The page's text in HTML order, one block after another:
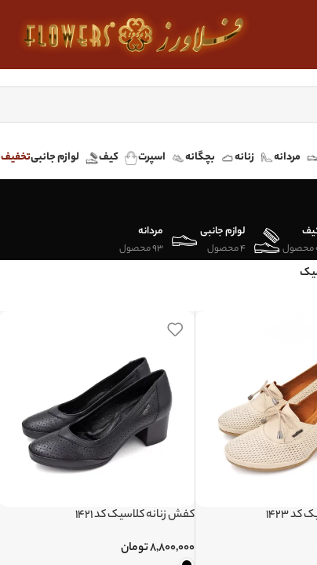
مردانه زنانه بچگانه اسپرت کیف لوازم جانبی
لوازم جانبی
4 محصول
مردانه
93 محصول
1423
کفش زنانه کلاسیک کد 1421
۸,۸۰۰,۰۰۰تومان